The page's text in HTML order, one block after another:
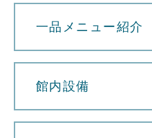
一品メニュー紹介
館内設備